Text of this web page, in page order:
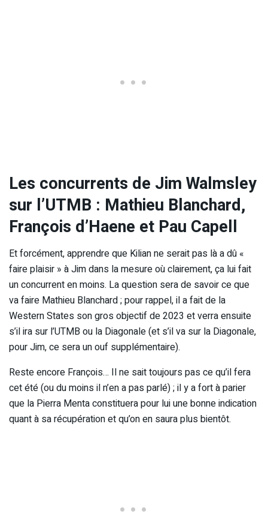
Les concurrents de Jim Walmsley
sur l’UTMB : Mathieu Blanchard,
François d’Haene et Pau Capell
Et forcément, apprendre que Kilian ne serait pas là a dû «
faire plaisir » à Jim dans la mesure où clairement, ça lui fait
un concurrent en moins. La question sera de savoir ce que
va faire Mathieu Blanchard ; pour rappel, il a fait de la
Western States son gros objectif de 2023 et verra ensuite
s’il ira sur l’UTMB ou la Diagonale (et s’il va sur la Diagonale,
pour Jim, ce sera un ouf supplémentaire).
Reste encore François… Il ne sait toujours pas ce qu’il fera
cet été (ou du moins il n’en a pas parlé) ; il y a fort à parier
que la Pierra Menta constituera pour lui une bonne indication
quant à sa récupération et qu’on en saura plus bientôt.